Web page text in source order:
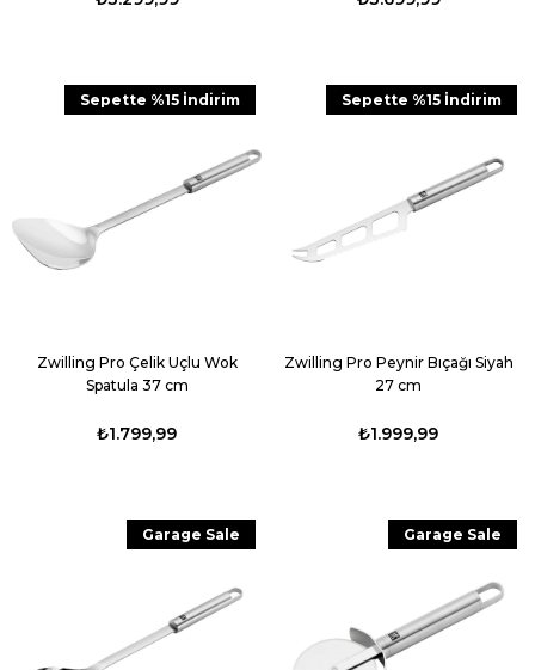
Zwilling Pro Çelik Uçlu Wok
Spatula 37 cm
₺1.799,99
Sepette %15 İndirim
Zwilling Pro Peynir Bıçağı Siyah
27 cm
₺1.999,99
Sepette %15 İndirim
Garage Sale Garage Sale